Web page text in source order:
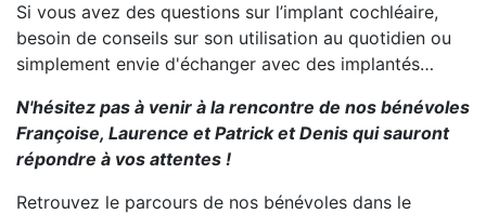
Si vous avez des questions sur l’implant cochléaire,
besoin de conseils sur son utilisation au quotidien ou
simplement envie d'échanger avec des implantés…
N'hésitez pas à venir à la rencontre de nos bénévoles
Françoise, Laurence et Patrick et Denis qui sauront
répondre à vos attentes !
Retrouvez le parcours de nos bénévoles dans le